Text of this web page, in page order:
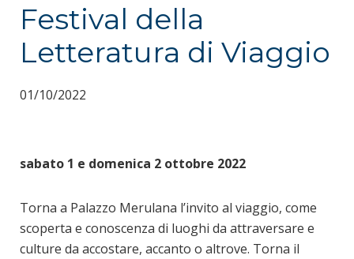
Festival della
Letteratura di Viaggio
01/10/2022
sabato 1 e domenica 2 ottobre 2022
Torna a Palazzo Merulana l’invito al viaggio, come
scoperta e conoscenza di luoghi da attraversare e
culture da accostare, accanto o altrove. Torna il